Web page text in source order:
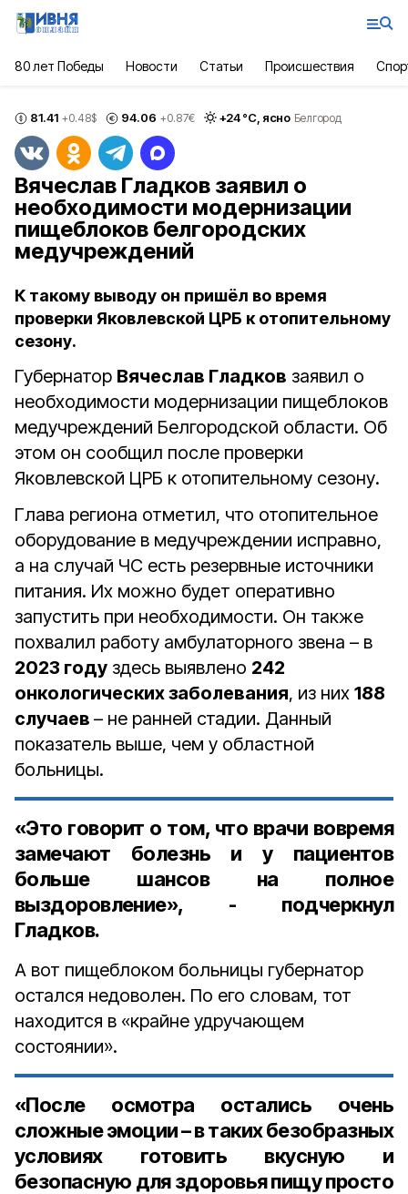
80 лет Победы Новости Статьи Происшествия
81.41 +0.48$ 94.06 +0.87€ +24°С, ясно Белгород
Вячеслав Гладков заявил о
необходимости модернизации
пищеблоков белгородских
медучреждений
К такому выводу он пришёл во время
проверки Яковлевской ЦРБ к отопительному
сезону.
Губернатор Вячеслав Гладков заявил о
необходимости модернизации пищеблоков
медучреждений Белгородской области. Об
этом он сообщил после проверки
Яковлевской ЦРБ к отопительному сезону.
Глава региона отметил, что отопительное
оборудование в медучреждении исправно,
а на случай ЧС есть резервные источники
питания. Их можно будет оперативно
запустить при необходимости. Он также
похвалил работу амбулаторного звена – в
2023 году здесь выявлено 242
онкологических заболевания, из них 188
случаев – не ранней стадии. Данный
показатель выше, чем у областной
больницы.
«Это говорит о том, что врачи вовремя
замечают болезнь и у пациентов
больше шансов на полное
выздоровление», - подчеркнул
Гладков.
А вот пищеблоком больницы губернатор
остался недоволен. По его словам, тот
находится в «крайне удручающем
состоянии».
«После осмотра остались очень
сложные эмоции – в таких безобразных
условиях готовить вкусную и
безопасную для здоровья пищу просто